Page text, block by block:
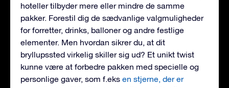
hoteller tilbyder mere eller mindre de samme
pakker. Forestil dig de sædvanlige valgmuligheder
for forretter, drinks, balloner og andre festlige
elementer. Men hvordan sikrer du, at dit
bryllupssted virkelig skiller sig ud? Et unikt twist
kunne være at forbedre pakken med specielle og
personlige gaver, som f.eks en stjerne, der er